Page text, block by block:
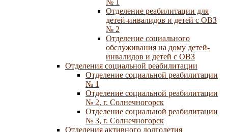
№ 1
Отделение реабилитации для
детей-инвалидов и детей с ОВЗ
№ 2
Отделение социального
обслуживания на дому детей-
инвалидов и детей с ОВЗ
Отделения социальной реабилитации
Отделение социальной реабилитации
№ 1
Отделение социальной реабилитации
№ 2, г. Солнечногорск
Отделение социальной реабилитации
№ 3, г. Солнечногорск
Отделения активного долголетия